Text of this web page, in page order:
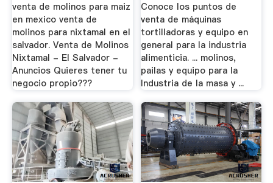
venta de molinos para maiz
en mexico venta de
molinos para nixtamal en el
salvador. Venta de Molinos
Nixtamal - El Salvador -
Anuncios Quieres tener tu
negocio propio???
Conoce los puntos de
venta de máquinas
tortilladoras y equipo en
general para la industria
alimenticia. ... molinos,
pailas y equipo para la
Industria de la masa y ...